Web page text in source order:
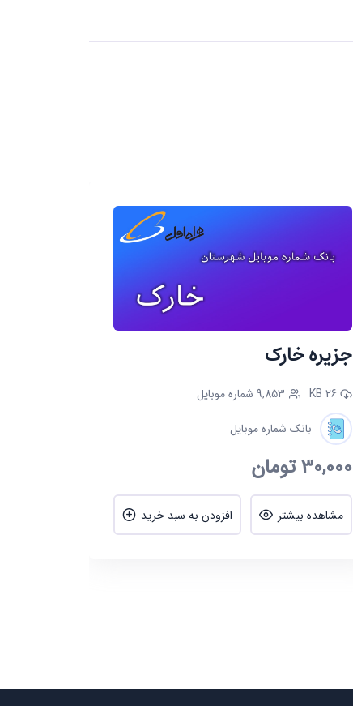
جزیره خارک
26 KB
9,853 شماره موبایل
بانک شماره موبایل
30,000تومان
مشاهده بیشتر افزودن به سبد خرید